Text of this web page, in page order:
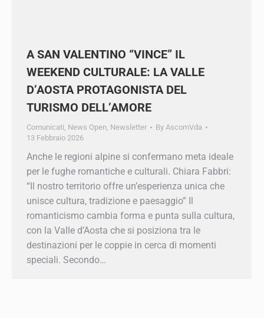
D’AOSTA PROTAGONISTA DEL
TURISMO DELL’AMORE
Comunicati,News Open,Newsletter By AscomVda
ideale per le fughe romantiche e culturali. Chiara
unica che unisce cultura, tradizione e
paesaggio” Il romanticismo cambia forma e
punta sulla cultura, con la Valle d’Aosta che si
posiziona tra le destinazioni per le coppie in
cerca di momenti speciali. Secondo…